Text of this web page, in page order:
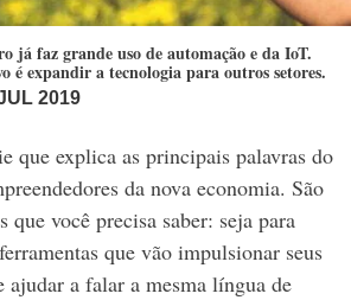
já faz grande uso de automação e da IoT.
é expandir a tecnologia para outros setores.
2019
que explica as principais palavras do
da nova economia. São
que você precisa saber: seja para
que vão impulsionar seus
ajudar a falar a mesma língua de